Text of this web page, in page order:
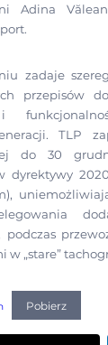
Adina
zadaje
przepisów
TLP
do 30
dyrektywy
podczas
„stare”
Pobierz